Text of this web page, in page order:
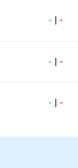
- | -
- | -
- | -